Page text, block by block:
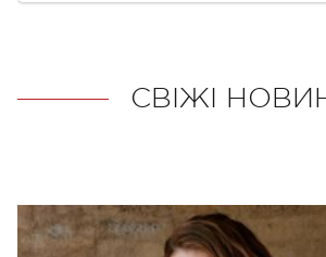
СВІЖІ